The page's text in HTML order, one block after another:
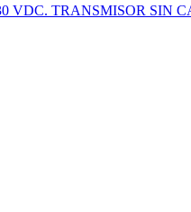
TRANSMISOR SIN